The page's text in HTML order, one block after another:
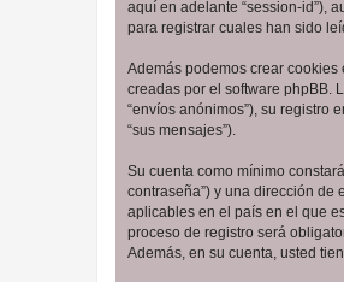
aquí en adelante “session-id”),
para registrar cuales han sido
Además podemos crear cookies
creadas por el software phpBB.
“envíos anónimos”), su registro
“sus mensajes”).
Su cuenta como mínimo
contraseña”) y una dirección de
aplicables en el país en el que
proceso de registro será
Además, en su cuenta, usted